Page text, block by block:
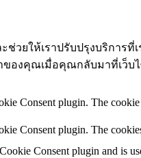
ช่วยให้เราปรับปรุงบริก
ของคุณเมื่อคุณกลับมาที่เว็บไ
Consent plugin. The
Consent plugin. The
Consent plugin and is